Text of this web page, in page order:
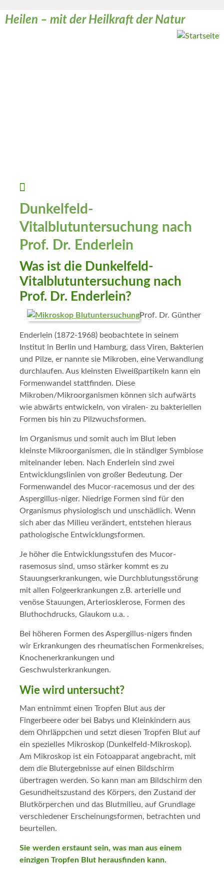
Heilen – mit der Heilkraft der Natur
Weiter zum Inhalt
Dunkelfeld-
Vitalblutuntersuchung nach
Prof. Dr. Enderlein
Was ist die Dunkelfeld-
Vitalblutuntersuchung nach
Prof. Dr. Enderlein?
Prof. Dr. Günther
Enderlein (1872-1968) beobachtete in seinem
Institut in Berlin und Hamburg, dass Viren, Bakterien
und Pilze, er nannte sie Mikroben, eine Verwandlung
durchlaufen. Aus kleinsten Eiweißpartikeln kann ein
Formenwandel stattfinden. Diese
Mikroben/Mikroorganismen können sich aufwärts
wie abwärts entwickeln, von viralen- zu bakteriellen
Formen bis hin zu Pilzwuchsformen.
Im Organismus und somit auch im Blut leben
kleinste Mikroorganismen, die in ständiger Symbiose
miteinander leben. Nach Enderlein sind zwei
Entwicklungslinien von großer Bedeutung. Der
Formenwandel des Mucor-racemosus und der des
Aspergillus-niger. Niedrige Formen sind für den
Organismus physiologisch und unschädlich. Wenn
sich aber das Milieu verändert, entstehen hieraus
pathologische Entwicklungsformen.
Je höher die Entwicklungsstufen des Mucor-
rasemosus sind, umso stärker kommt es zu
Stauungserkrankungen, wie Durchblutungsstörung
mit allen Folgeerkrankungen z.B. arterielle und
venöse Stauungen, Arteriosklerose, Formen des
Bluthochdrucks, Glaukom u.a. .
Bei höheren Formen des Aspergillus-nigers finden
wir Erkrankungen des rheumatischen Formenkreises,
Knochenerkrankungen und
Geschwulsterkrankungen.
Wie wird untersucht?
Man entnimmt einen Tropfen Blut aus der
Fingerbeere oder bei Babys und Kleinkindern aus
dem Ohrläppchen und setzt diesen Tropfen Blut auf
ein spezielles Mikroskop (Dunkelfeld-Mikroskop).
Am Mikroskop ist ein Fotoapparat angebracht, mit
dem die Blutergebnisse auf einen Bildschirm
übertragen werden. So kann man am Bildschirm den
Gesundheitszustand des Körpers, den Zustand der
Blutkörperchen und das Blutmilieu, auf Grundlage
verschiedener Erscheinungsformen, betrachten und
beurteilen.
Sie werden erstaunt sein, was man aus einem
einzigen Tropfen Blut herausfinden kann.